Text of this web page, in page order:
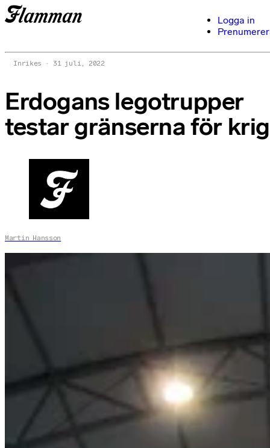
Logga in
Inrikes 31 juli, 2022
Erdogans legotrupper
testar gränserna för krig
Martin Hansson